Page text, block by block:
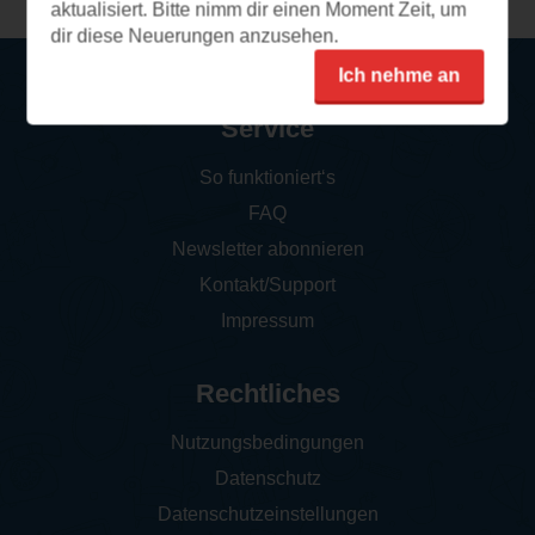
aktualisiert. Bitte nimm dir einen Moment Zeit, um
dir diese Neuerungen anzusehen.
Ich nehme an
Service
So funktioniert‘s
FAQ
Newsletter abonnieren
Kontakt/Support
Impressum
Rechtliches
Nutzungsbedingungen
Datenschutz
Datenschutzeinstellungen